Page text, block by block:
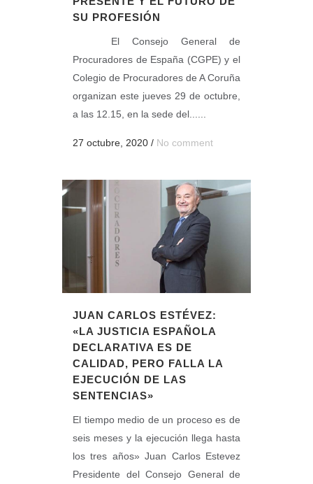
SU PROFESIÓN
El Consejo General de
Procuradores de España (CGPE) y el
Colegio de Procuradores de A Coruña
organizan este jueves 29 de octubre,
a las 12.15, en la sede del......
27 octubre, 2020 / No comment
JUAN CARLOS ESTÉVEZ:
«LA JUSTICIA ESPAÑOLA
DECLARATIVA ES DE
CALIDAD, PERO FALLA LA
EJECUCIÓN DE LAS
SENTENCIAS»
El tiempo medio de un proceso es de
seis meses y la ejecución llega hasta
los tres años» Juan Carlos Estevez
Presidente del Consejo General de